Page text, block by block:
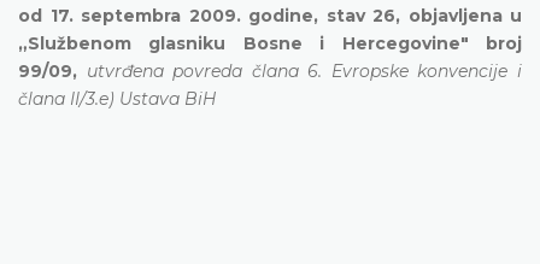
od 17. septembra 2009. godine, stav 26, objavljena u
„Službenom glasniku Bosne i Hercegovine" broj
99/09, utvrđena povreda člana 6. Evropske konvencije i
člana II/3.e) Ustava BiH